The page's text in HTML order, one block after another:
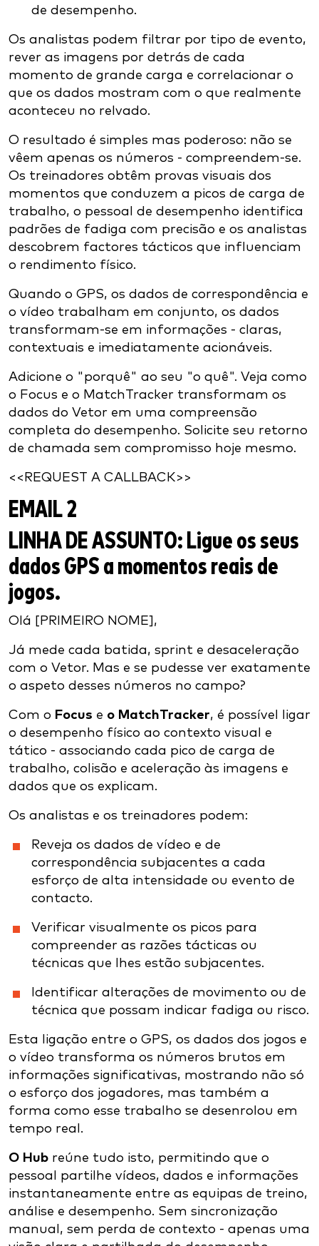
de desempenho.
Os analistas podem filtrar por tipo de evento,
rever as imagens por detrás de cada
momento de grande carga e correlacionar o
que os dados mostram com o que realmente
aconteceu no relvado.
O resultado é simples mas poderoso: não se
vêem apenas os números - compreendem-se.
Os treinadores obtêm provas visuais dos
momentos que conduzem a picos de carga de
trabalho, o pessoal de desempenho identifica
padrões de fadiga com precisão e os analistas
descobrem factores tácticos que influenciam
o rendimento físico.
Quando o GPS, os dados de correspondência e
o vídeo trabalham em conjunto, os dados
transformam-se em informações - claras,
contextuais e imediatamente acionáveis.
Adicione o "porquê" ao seu "o quê". Veja como
o Focus e o MatchTracker transformam os
dados do Vetor em uma compreensão
completa do desempenho. Solicite seu retorno
de chamada sem compromisso hoje mesmo.
<<REQUEST A CALLBACK>>
EMAIL 2
LINHA DE ASSUNTO: Ligue os seus
dados GPS a momentos reais de
jogos.
Olá [PRIMEIRO NOME],
Já mede cada batida, sprint e desaceleração
com o Vetor. Mas e se pudesse ver exatamente
o aspeto desses números no campo?
Com o Focus e o MatchTracker, é possível ligar
o desempenho físico ao contexto visual e
tático - associando cada pico de carga de
trabalho, colisão e aceleração às imagens e
dados que os explicam.
Os analistas e os treinadores podem:
Reveja os dados de vídeo e de
correspondência subjacentes a cada
esforço de alta intensidade ou evento de
contacto.
Verificar visualmente os picos para
compreender as razões tácticas ou
técnicas que lhes estão subjacentes.
Identificar alterações de movimento ou de
técnica que possam indicar fadiga ou risco.
Esta ligação entre o GPS, os dados dos jogos e
o vídeo transforma os números brutos em
informações significativas, mostrando não só
o esforço dos jogadores, mas também a
forma como esse trabalho se desenrolou em
tempo real.
O Hub reúne tudo isto, permitindo que o
pessoal partilhe vídeos, dados e informações
instantaneamente entre as equipas de treino,
análise e desempenho. Sem sincronização
manual, sem perda de contexto - apenas uma